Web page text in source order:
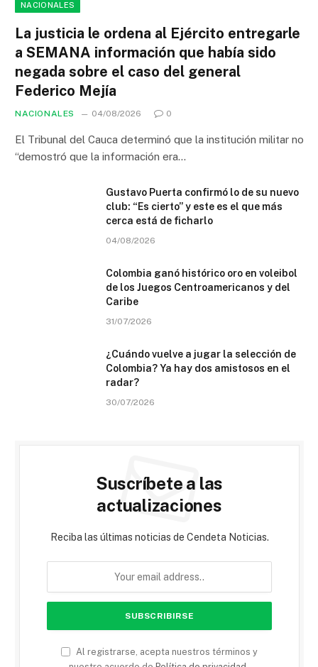
NACIONALES
La justicia le ordena al Ejército entregarle
a SEMANA información que había sido
negada sobre el caso del general
Federico Mejía
NACIONALES 04/08/2026 0
El Tribunal del Cauca determinó que la institución militar no
“demostró que la información era…
Gustavo Puerta confirmó lo de su nuevo
club: “Es cierto” y este es el que más
cerca está de ficharlo
04/08/2026
Colombia ganó histórico oro en voleibol
de los Juegos Centroamericanos y del
Caribe
31/07/2026
¿Cuándo vuelve a jugar la selección de
Colombia? Ya hay dos amistosos en el
radar?
30/07/2026
Suscríbete a las
actualizaciones
Reciba las últimas noticias de Cendeta Noticias.
Al registrarse, acepta nuestros términos y